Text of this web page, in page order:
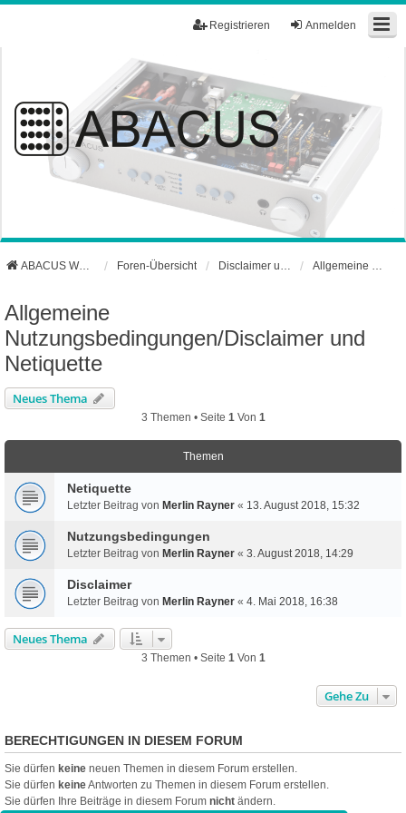
Anmelden
Registrieren
ABACUS Webseite Foren-Übersicht
Allgemeine
Nutzungsbedingungen/Disclaimer und
Netiquette
Neues Thema
3 Themen • Seite 1 Von 1
Themen
Netiquette
Letzter Beitrag von Merlin Rayner « 13. August 2018, 15:32
Nutzungsbedingungen
Letzter Beitrag von Merlin Rayner « 3. August 2018, 14:29
Disclaimer
Letzter Beitrag von Merlin Rayner « 4. Mai 2018, 16:38
Neues Thema
3 Themen • Seite 1 Von 1
Gehe Zu
BERECHTIGUNGEN IN DIESEM FORUM
Sie dürfen keine neuen Themen in diesem Forum erstellen.
Sie dürfen keineAntworten zu Themen in diesem Forum erstellen.
Sie dürfen Ihre Beiträge in diesem Forum nicht ändern.